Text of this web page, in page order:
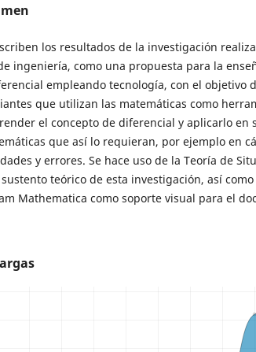
los resultados de la investigación
ingeniería, como una propuesta para la
empleando tecnología, con el objetivo
que utilizan las matemáticas como
el concepto de diferencial y aplicarlo en
que así lo requieran, por ejemplo en
y errores. Se hace uso de la Teoría de
teórico de esta investigación, así
Mathematica como soporte visual para el